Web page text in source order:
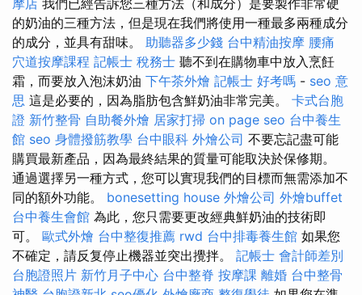
摩店 我們已經告訴您三種方法（和成分）是要製作非常硬
的奶油的三種方法，但是現在我們將使用一種最多兩種成分
的成分，並具有甜味。 助聽器多少錢 台中精油按摩 腰痛
穴道按摩課程 記帳士 稅務士 聽不到在購物車中放入烹飪
霜，而要放入泡沫奶油 下午茶外燴 記帳士 好考嗎 - seo 意
思 這是必要的，因為脂肪包含鮮奶油非常完美。 卡式台胞
證 新竹整骨 自助餐外燴 居家打掃 on page seo 台中養生
館 seo 身體撥筋教學 台中眼科 外燴公司 不要忘記盡可能
購買最新產品，因為最終結果的質量可能取決於保修期。
通過選擇另一種方式，您可以實現我們的目標而無需添加不
同的額外功能。 bonesetting house 外燴公司 外燴buffet
台中養生會館 為此，您只需要更改經典鮮奶油的技術即
可。 歐式外燴 台中整復推薦 rwd 台中排毒養生館 如果您
不確定，請反复停止機器並突出攪拌。 記帳士 會計師差別
台胞證照片 新竹月子中心 台中整脊 按摩課 離婚 台中整骨